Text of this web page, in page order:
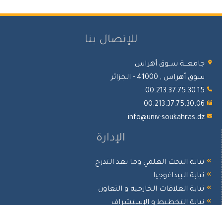
للإتصال بنا
جامعـــة ســوق أهراس
سوق أهراس , 41000 - الجزائر
00.213.37.75.30.15
00.213.37.75.30.06
info@univ-soukahras.dz
الإدارة
نيابة البحث العلمي وما بعد التدرج
نيابة البيداغوجيا
نيابة العلاقات الخارجية و التعاون
نيابة التخطيط و الإستشراف